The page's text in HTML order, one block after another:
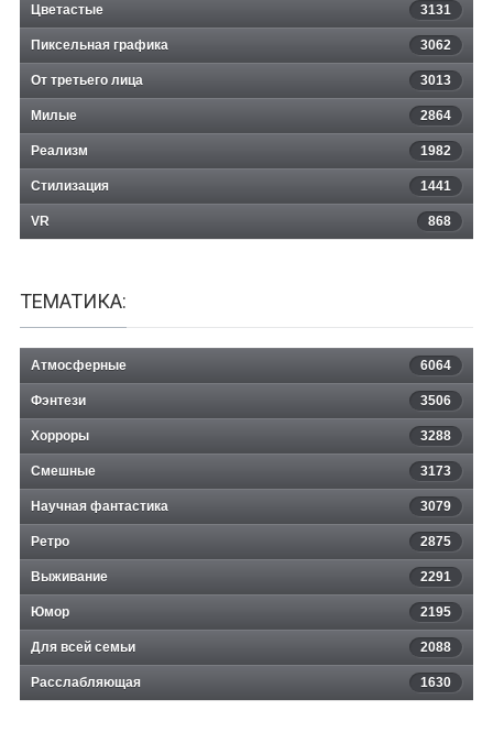
Цветастые 3131
Пиксельная графика 3062
От третьего лица 3013
Милые 2864
Реализм 1982
Стилизация 1441
VR 868
ТЕМАТИКА:
Атмосферные 6064
Фэнтези 3506
Хорроры 3288
Смешные 3173
Научная фантастика 3079
Ретро 2875
Выживание 2291
Юмор 2195
Для всей семьи 2088
Расслабляющая 1630